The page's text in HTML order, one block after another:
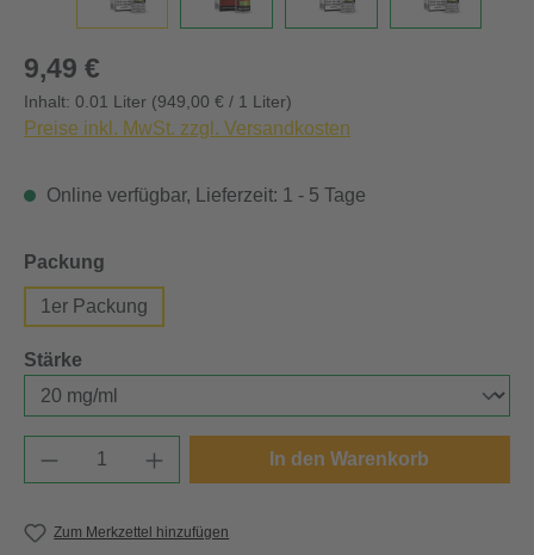
Regulärer Preis:
9,49 €
Inhalt: 0.01 Liter (949,00 € / 1 Liter)
Preise inkl. MwSt. zzgl. Versandkosten
Online verfügbar, Lieferzeit: 1 - 5 Tage
Packung
1er Packung
Stärke
Produkt Anzahl: Gib den gewünschten
In den Warenkorb
Zum Merkzettel hinzufügen